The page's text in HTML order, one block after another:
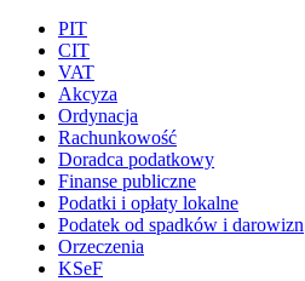
PIT
CIT
VAT
Akcyza
Ordynacja
Rachunkowość
Doradca podatkowy
Finanse publiczne
Podatki i opłaty lokalne
Podatek od spadków i darowizn
Orzeczenia
KSeF